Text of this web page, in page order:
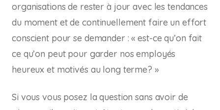
organisations de rester à jour avec les tendances
du moment et de continuellement faire un effort
conscient pour se demander : « est-ce qu’on fait
ce qu’on peut pour garder nos employés
heureux et motivés au long terme? »
Si vous vous posez la question sans avoir de